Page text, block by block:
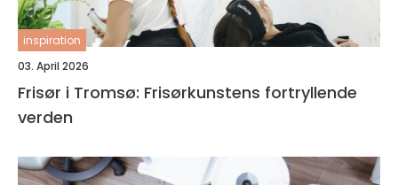
inspiration
03. April 2026
Frisør i Tromsø: Frisørkunstens fortryllende
verden